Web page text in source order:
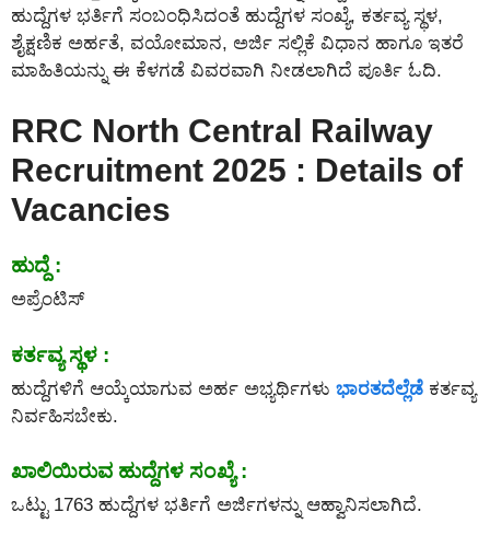
ಹುದ್ದೆಗಳ ಭರ್ತಿಗೆ ಸಂಬಂಧಿಸಿದಂತೆ ಹುದ್ದೆಗಳ ಸಂಖ್ಯೆ, ಕರ್ತವ್ಯ ಸ್ಥಳ,
ಶೈಕ್ಷಣಿಕ ಅರ್ಹತೆ, ವಯೋಮಾನ, ಅರ್ಜಿ ಸಲ್ಲಿಕೆ ವಿಧಾನ ಹಾಗೂ ಇತರೆ
ಮಾಹಿತಿಯನ್ನು ಈ ಕೆಳಗಡೆ ವಿವರವಾಗಿ ನೀಡಲಾಗಿದೆ ಪೂರ್ತಿ ಓದಿ.
RRC North Central Railway
Recruitment 2025 : Details of
Vacancies
ಹುದ್ದೆ :
ಅಪ್ರೆಂಟಿಸ್
ಕರ್ತವ್ಯ ಸ್ಥಳ :
ಹುದ್ದೆಗಳಿಗೆ ಆಯ್ಕೆಯಾಗುವ ಅರ್ಹ ಅಭ್ಯರ್ಥಿಗಳು ಭಾರತದೆಲ್ಲೆಡೆ ಕರ್ತವ್ಯ
ನಿರ್ವಹಿಸಬೇಕು.
ಖಾಲಿಯಿರುವ ಹುದ್ದೆಗಳ ಸಂಖ್ಯೆ :
ಒಟ್ಟು 1763 ಹುದ್ದೆಗಳ ಭರ್ತಿಗೆ ಅರ್ಜಿಗಳನ್ನು ಆಹ್ವಾನಿಸಲಾಗಿದೆ.